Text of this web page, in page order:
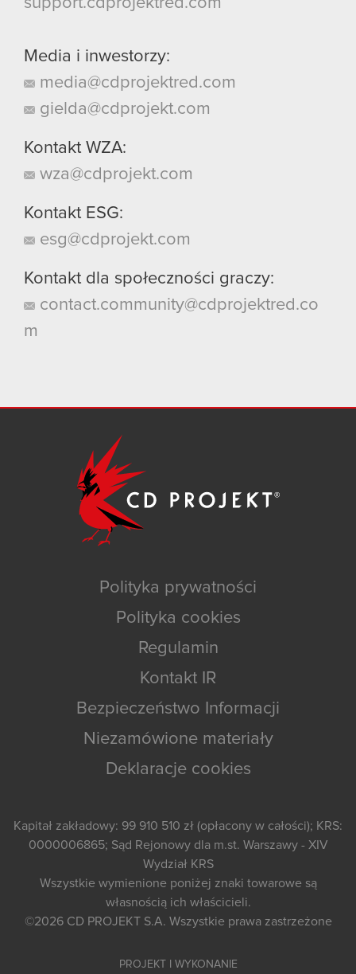
Media i inwestorzy:
media@cdprojektred.com
gielda@cdprojekt.com
Kontakt WZA:
wza@cdprojekt.com
Kontakt ESG:
esg@cdprojekt.com
Kontakt dla społeczności graczy:
contact.community@cdprojektred.co
m
Polityka prywatności
Polityka cookies
Regulamin
Kontakt IR
Bezpieczeństwo Informacji
Niezamówione materiały
Deklaracje cookies
Kapitał zakładowy: 99 910 510 zł (opłacony w całości); KRS:
0000006865; Sąd Rejonowy dla m.st. Warszawy - XIV
Wydział KRS
Wszystkie wymienione poniżej znaki towarowe są
własnością ich właścicieli.
©2026 CD PROJEKT S.A. Wszystkie prawa zastrzeżone
PROJEKT I WYKONANIE